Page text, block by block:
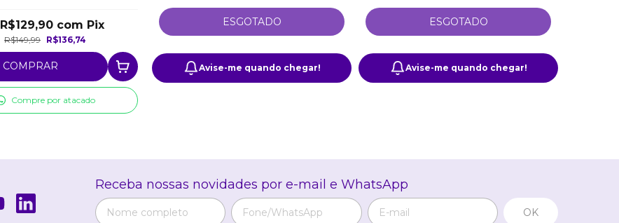
R$149,99 R$136,74
R$129,90 com Pix
COMPRAR
Compre por atacado
ESGOTADO
Avise-me quando chegar!
ESGOTADO
Avise-me quando chegar!
Receba nossas novidades por e-mail e WhatsApp